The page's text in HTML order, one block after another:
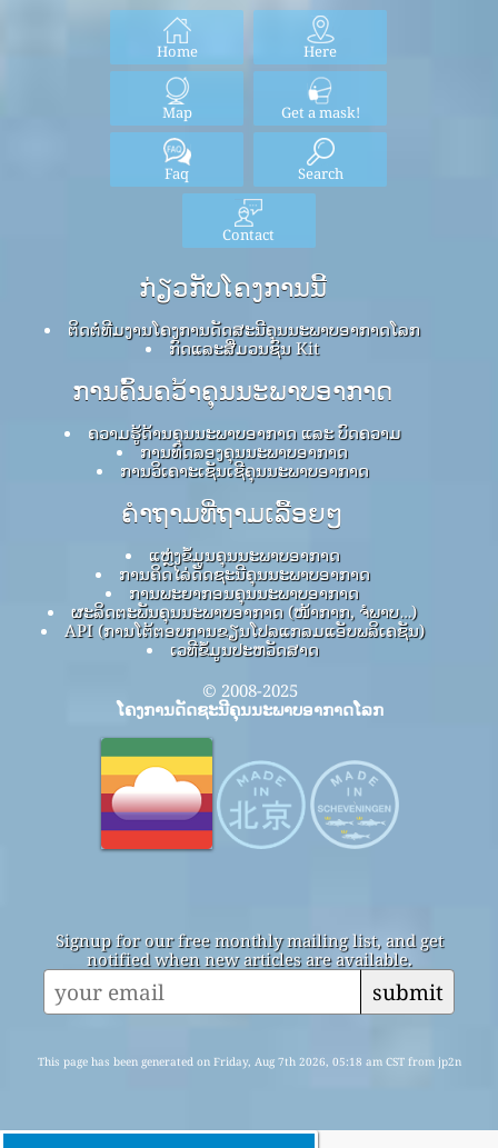
Home Here
Map Get a mask!
Faq Search
Contact
ກ່ຽວກັບໂຄງການນີ້
ຕິດຕໍ່ທີມງານໂຄງການດັດສະນີຄຸນນະພາບອາກາດໂລກ
ກົດ​ແລະ​ສື່​ມວນ​ຊົນ Kit
ການຄົ້ນຄວ້າຄຸນນະພາບອາກາດ
ຄວາມຮູ້ດ້ານຄຸນນະພາບອາກາດ ແລະ ບົດຄວາມ
ການທົດລອງຄຸນນະພາບອາກາດ
ການວິເຄາະເຊັນເຊີຄຸນນະພາບອາກາດ
ຄໍາຖາມທີ່ຖາມເລື້ອຍໆ
ແຫຼ່ງຂໍ້ມູນຄຸນນະພາບອາກາດ
ການຄິດໄລ່ດັດຊະນີຄຸນນະພາບອາກາດ
ການພະຍາກອນຄຸນນະພາບອາກາດ
ຜະລິດຕະພັນຄຸນນະພາບອາກາດ (ໜ້າກາກ, ຈໍພາບ…)
API (ການໂຕ້ຕອບການຂຽນໂປລແກລມແອັບພລິເຄຊັນ)
ເວທີຂໍ້ມູນປະຫວັດສາດ
© 2008-2025
ໂຄງການດັດຊະນີຄຸນນະພາບອາກາດໂລກ
Signup for our free monthly mailing list, and get
notified when new articles are available.
submit
This page has been generated on Friday, Aug 7th 2026, 05:18 am CST from jp2n